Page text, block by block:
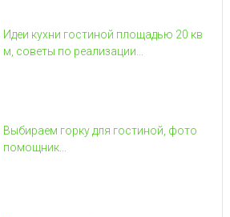
Идеи кухни гостиной площадью 20 кв
м, советы по реализации...
Выбираем горку для гостиной, фото
помощник...